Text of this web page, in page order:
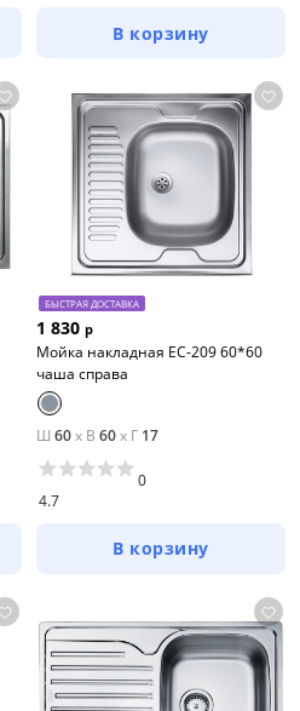
В корзину
БЫСТРАЯ ДОСТАВКА
1 830 р
Мойка накладная EC-209 60*60
чаша справа
Ш 60x В 60x Г 17
4.7
0
В корзину